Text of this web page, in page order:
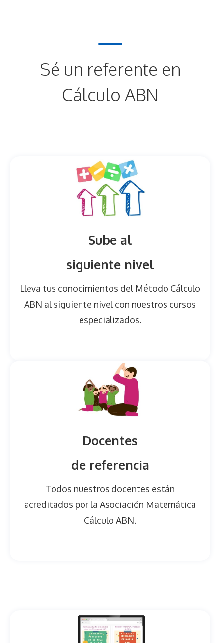
Sé un referente en
Cálculo ABN
Sube al
siguiente nivel
Lleva tus conocimientos del Método Cálculo
ABN al siguiente nivel con nuestros cursos
especializados.
Docentes
de referencia
Todos nuestros docentes están
acreditados por la Asociación Matemática
Cálculo ABN.